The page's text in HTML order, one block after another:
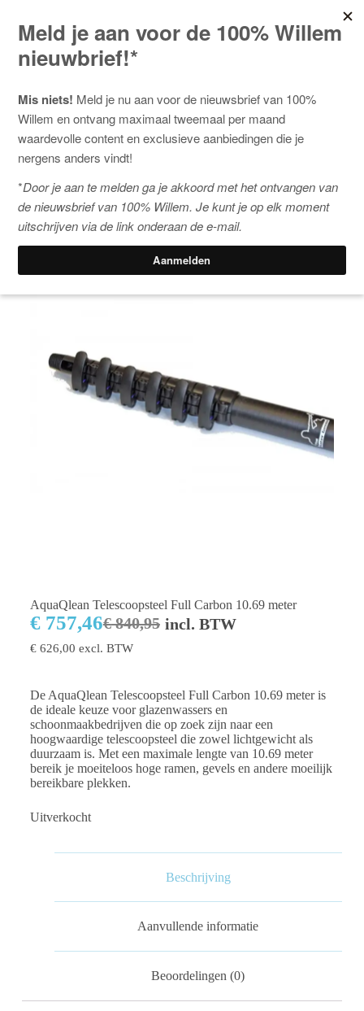
Home/Glazenwasser/Telewasstelen/AquaQlean
Telescoopstelen
/ AquaQlean Telescoopsteel Full Carbon
10.69 meter
AquaQlean Telescoopsteel Full Carbon 10.69 meter
€840,95
€757,46 incl. BTW
€626,00 excl. BTW
De AquaQlean Telescoopsteel Full Carbon 10.69 meter is
de ideale keuze voor glazenwassers en
schoonmaakbedrijven die op zoek zijn naar een
hoogwaardige telescoopsteel die zowel lichtgewicht als
duurzaam is. Met een maximale lengte van 10.69 meter
bereik je moeiteloos hoge ramen, gevels en andere moeilijk
bereikbare plekken.
Uitverkocht
Beschrijving
Aanvullende informatie
Beoordelingen (0)